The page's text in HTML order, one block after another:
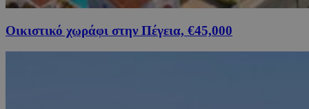
Οικιστικό χωράφι στην Πέγεια, €45,000